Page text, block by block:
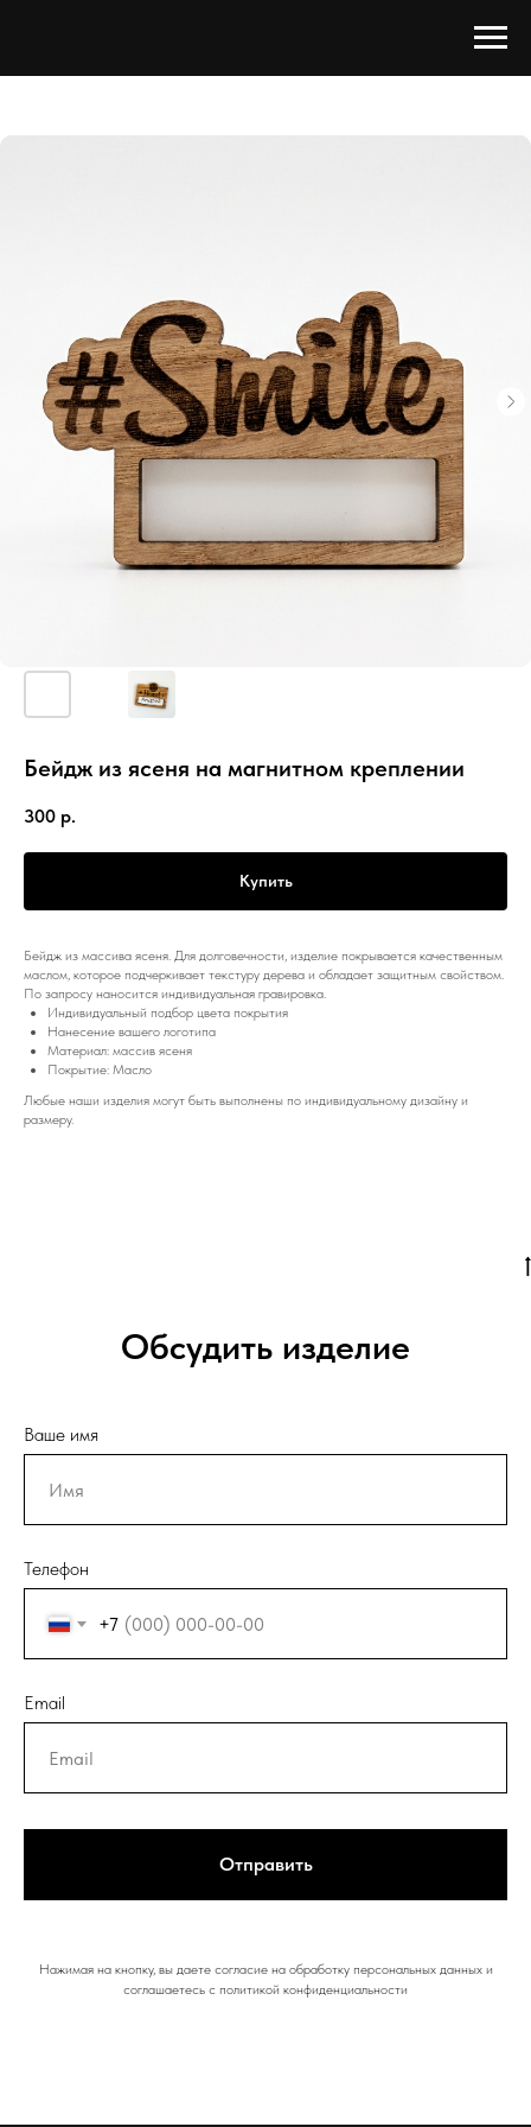
Бейдж из ясеня на магнитном креплении
300 р.
Купить
Бейдж из массива ясеня. Для долговечности, изделие покрывается качественным
маслом, которое подчеркивает текстуру дерева и обладает защитным свойством.
По запросу наносится индивидуальная гравировка.
Индивидуальный подбор цвета покрытия
Нанесение вашего логотипа
Материал: массив ясеня
Покрытие: Масло
Любые наши изделия могут быть выполнены по индивидуальному дизайну и
размеру.
Обсудить изделие
Ваше имя
Телефон
+7
Email
Отправить
Нажимая на кнопку, вы даете согласие на обработку персональных данных и
соглашаетесь c политикой конфиденциальности